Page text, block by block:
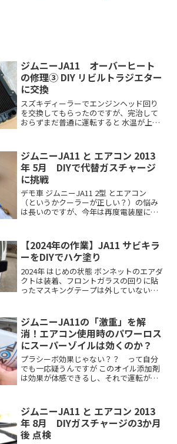
ジムニーJA11 オーバーヒート
の修理③ DIY リビルトラジエター
に交換
スズキディーラーでエンジンヘッド回り
を交換してもらったのですが、完治して
おらずまだ普通に運転すると 水温が上が
い ということで ラジエター選びから交換
までしていきますRead more．．
ジムニーJA11 と エアコン 2013
年 5月 DIYで代替ガスチャージ
に挑戦
デモ車 ジムニーJA11 2型 とエアコン
（というかクーラーが正しい？）の悩み
は長いのですが、今年は再度電装屋に相
土曜日しか営業していないこと）ネット
で色々調べて、Read more．．
【2024年の作業】JA11 サビキラ
ーをDIYでハケ塗り
2024年 はじめの状態 ボンネットのエアダ
クトは装着、フロントガラスの回りに貼
ったマスキングテープは外していないと
サビキラーが劣化してそう・・モチベー
シRead more．．
ジムニーJA11の「激重」を解
消！エアコン使用時のパワーロス
にスーパーゾイルは効くのか？
プラシーボ効果じゃない？？ って自分
でも一応疑うんですが このオイル添加剤
は効果が体感できるし、それで運転が楽
リピートしてまた買います！！スーパー
ゾイルのことを Read more．．
ジムニーJA11 と エアコン 2013
年 8月 DIYガスチャージの3か月
後 点検